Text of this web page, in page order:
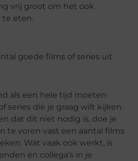
vrij groot om het ook
te eten.
goede films of series uit
als een hele tijd moeten
series die je graag wilt kijken.
dat dit niet nodig is, doe je
te voren vast een aantal films
Wat vaak ook werkt, is
en collega’s in je